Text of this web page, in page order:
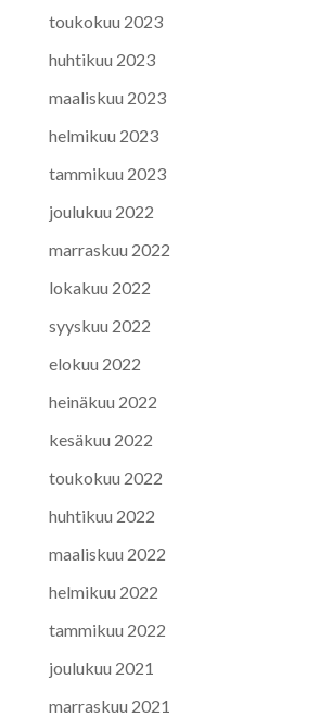
toukokuu 2023
huhtikuu 2023
maaliskuu 2023
helmikuu 2023
tammikuu 2023
joulukuu 2022
marraskuu 2022
lokakuu 2022
syyskuu 2022
elokuu 2022
heinäkuu 2022
kesäkuu 2022
toukokuu 2022
huhtikuu 2022
maaliskuu 2022
helmikuu 2022
tammikuu 2022
joulukuu 2021
marraskuu 2021